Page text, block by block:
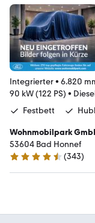
Integrierter• 6.820
90 kW (122 PS) •
Festbett
Wohnmobilpark
53604 Bad Honnef
4.3 Sterne
(343)